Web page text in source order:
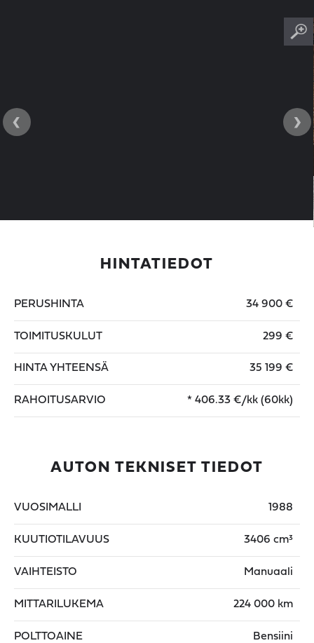
‹ ›
HINTATIEDOT
PERUSHINTA 34 900 €
TOIMITUSKULUT 299 €
HINTA YHTEENSÄ 35 199 €
RAHOITUSARVIO * 406.33 €/kk (60kk)
AUTON TEKNISET TIEDOT
VUOSIMALLI 1988
KUUTIOTILAVUUS 3406 cm³
VAIHTEISTO Manuaali
MITTARILUKEMA 224 000 km
POLTTOAINE Bensiini